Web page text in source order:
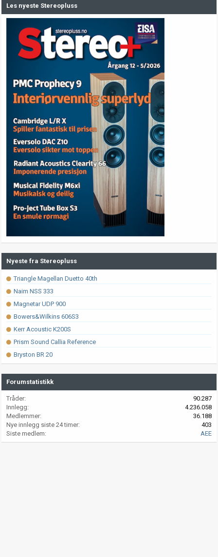
Les nyeste Stereopluss
Nyeste fra Stereopluss
Triangle Magellan Duetto 40th
Naim NSS 333
Magnetar UDP 900
Bowers&Wilkins 606S3
Kerr Acoustic K200S
Prism Sound Callia Reference
Bryston BR 20
Forumstatistikk
Tråder
90.287
Innlegg
4.236.058
Medlemmer
36.188
Nye innlegg siste 24 timer
403
Siste medlem
AEE